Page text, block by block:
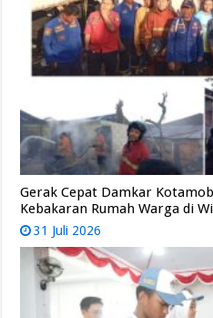
Gerak Cepat Damkar
Kebakaran Rumah Warga di
31 Juli 2026